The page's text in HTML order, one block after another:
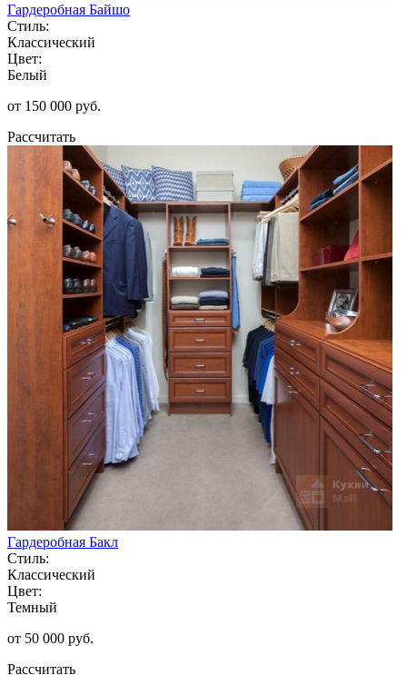
Гардеробная Байшо
Стиль:
Классический
Цвет:
Белый
от 150 000 руб.
Рассчитать
Гардеробная Бакл
Стиль:
Классический
Цвет:
Темный
от 50 000 руб.
Рассчитать